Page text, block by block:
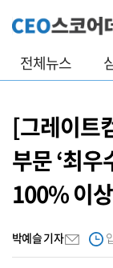
전체뉴스
[그레이트
부문 ‘최
100% 이
박예슬 기자